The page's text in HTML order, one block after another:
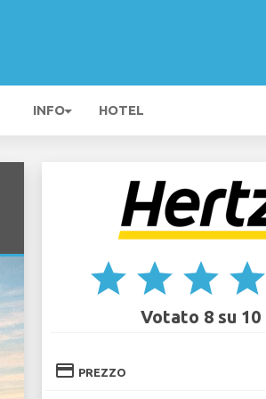
INFO HOTEL
star star star star
Votato 8 su 10
credit_card PREZZO